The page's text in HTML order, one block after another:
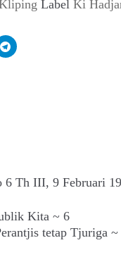
Label Ki
6 Th III, 9 Februari
Kita ~ 6
tetap Tjuriga ~